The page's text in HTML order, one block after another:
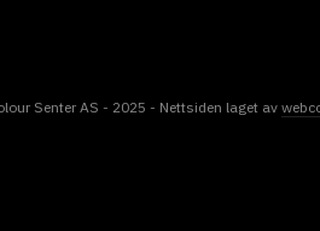
Senter AS - 2025 - Nettsiden laget av